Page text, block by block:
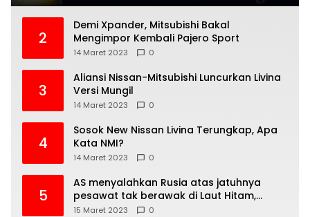
2
Demi Xpander, Mitsubishi Bakal
Mengimpor Kembali Pajero Sport
14 Maret 2023 0
3
Aliansi Nissan-Mitsubishi Luncurkan Livina
Versi Mungil
14 Maret 2023 0
4
Sosok New Nissan Livina Terungkap, Apa
Kata NMI?
14 Maret 2023 0
5
AS menyalahkan Rusia atas jatuhnya
pesawat tak berawak di Laut Hitam,
Moskow menyangkal
15 Maret 2023 0